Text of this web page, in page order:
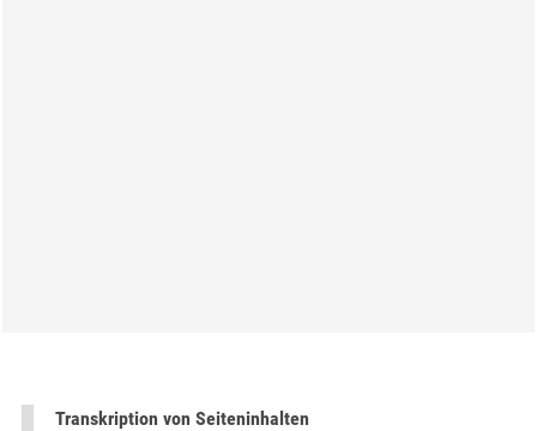
Transkription von Seiteninhalten